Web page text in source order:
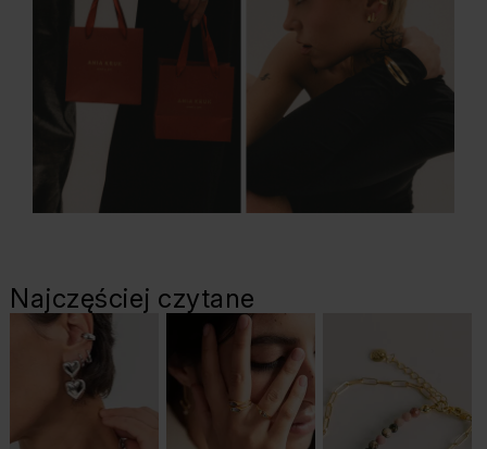
Najczęściej czytane